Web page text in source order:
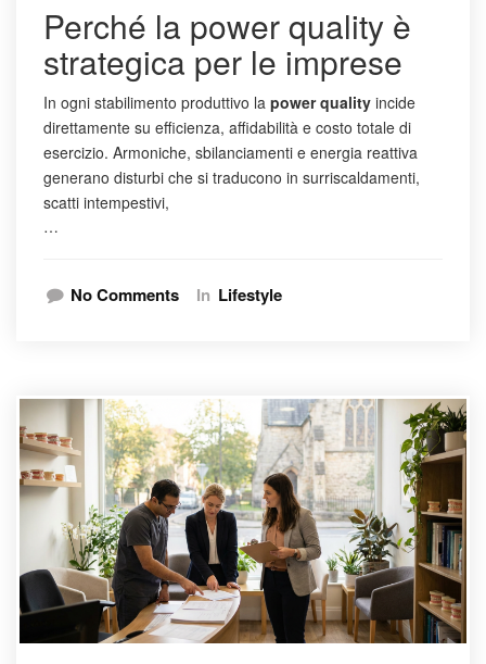
Perché la power quality è
strategica per le imprese
In ogni stabilimento produttivo la power quality incide
direttamente su efficienza, affidabilità e costo totale di
esercizio. Armoniche, sbilanciamenti e energia reattiva
generano disturbi che si traducono in surriscaldamenti,
scatti intempestivi,
…
No Comments In Lifestyle